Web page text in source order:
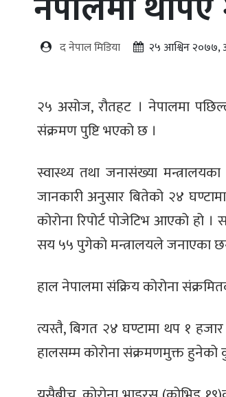
द नेपाल मिडिया २५ आश्विन २०७७,
२५ असोज, रौतहट । नेपालमा
संक्रमण पुष्टि भएको छ ।
स्वास्थ्य तथा जनासंख्या
जानकारी अनुसार बितेको २४
कोरोना रिपोर्ट पोजेटिभ आएको
सय ५५ पुगेको मन्त्रालयले जनाएका
हाल नेपालमा संक्रिय कोरोना
त्यस्तै, बिगत २४ घण्टामा थप १
हालसम्म कोरोना संक्रमणमुक्त